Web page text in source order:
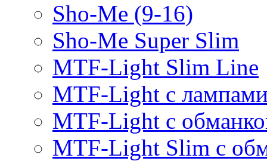
Sho-Me (9-16)
Sho-Me Super Slim
MTF-Light Slim Line
MTF-Light с
MTF-Light с
MTF-Light Slim с